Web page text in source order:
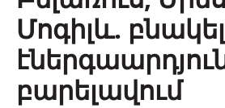
Azərbaycan
ქართული
Մոգիլև.
բարելավում